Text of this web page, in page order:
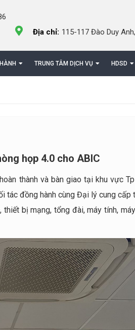
Địa chỉ: 115-117 Đào Duy
TRUNG TÂM DỊCH VỤ HDSD
họp 4.0 cho ABIC
thành và bàn giao tại khu vực Tp
tác đồng hành cùng Đại lý cung cấp
bị mạng, tổng đài, máy tính,